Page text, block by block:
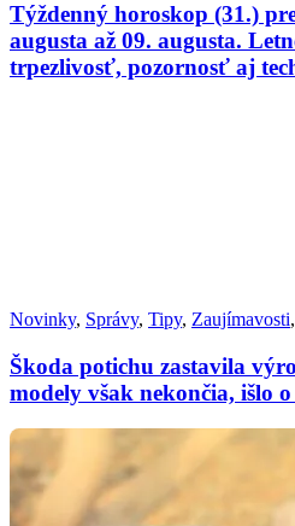
Týždenný horoskop (31.)
augusta až 09. augusta.
trpezlivosť, pozornosť aj
Novinky, Správy, Tipy, Zaujímavosti,
Škoda potichu zastavila
modely však nekončia, išlo